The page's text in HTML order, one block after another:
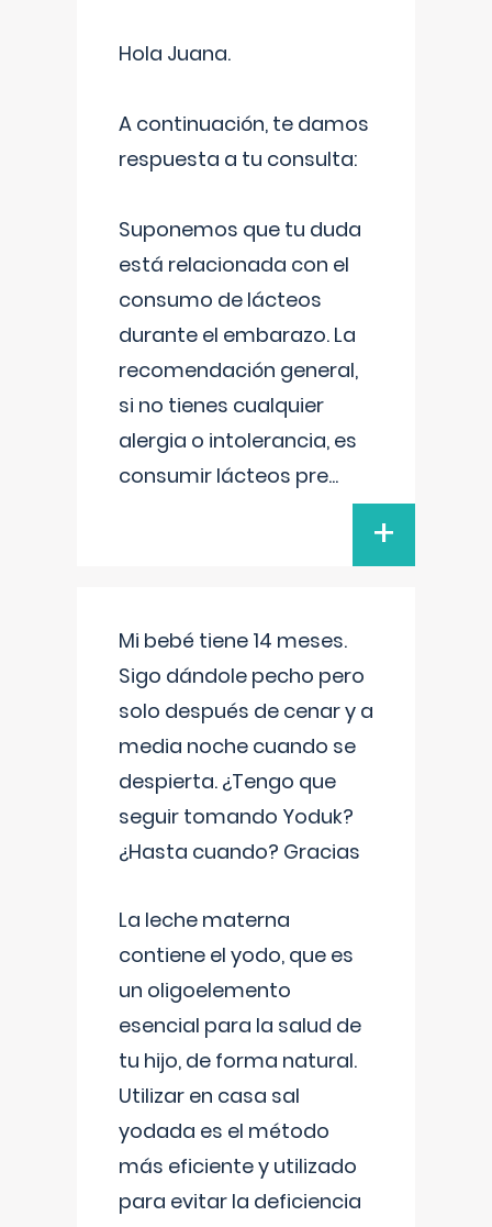
Hola Juana.
A continuación, te damos
respuesta a tu consulta:
Suponemos que tu duda
está relacionada con el
consumo de lácteos
durante el embarazo. La
recomendación general,
si no tienes cualquier
alergia o intolerancia, es
consumir lácteos pre...
+
Mi bebé tiene 14 meses.
Sigo dándole pecho pero
solo después de cenar y a
media noche cuando se
despierta. ¿Tengo que
seguir tomando Yoduk?
¿Hasta cuando? Gracias
La leche materna
contiene el yodo, que es
un oligoelemento
esencial para la salud de
tu hijo, de forma natural.
Utilizar en casa sal
yodada es el método
más eficiente y utilizado
para evitar la deficiencia